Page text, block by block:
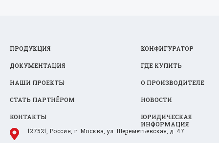
ПРОДУКЦИЯ КОНФИГУРАТОР
ДОКУМЕНТАЦИЯ ГДЕ КУПИТЬ
НАШИ ПРОЕКТЫ О ПРОИЗВОДИТЕЛЕ
СТАТЬ ПАРТНЁРОМ НОВОСТИ
КОНТАКТЫ
ЮРИДИЧЕСКАЯ
ИНФОРМАЦИЯ
127521, Россия, г. Москва, ул. Шереметьевская, д. 47